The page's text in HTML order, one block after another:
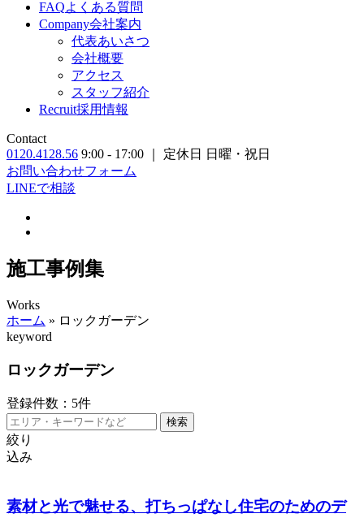
FAQよくある質問
Company会社案内
代表あいさつ
会社概要
アクセス
スタッフ紹介
Recruit採用情報
Contact
0120.4128.56 9:00 - 17:00 ｜ 定休日 日曜・祝日
お問い合わせフォーム
LINEで相談
施工事例集
Works
ホーム » ロックガーデン
keyword
ロックガーデン
登録件数： 5件
絞り
込み
素材と光で魅せる、打ちっぱなし住宅のためのデ